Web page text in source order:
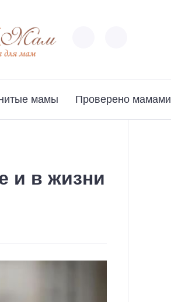
мамы Проверено мамами
и в жизни